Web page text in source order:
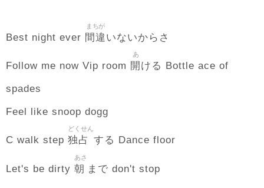
Best night ever 間違
まちが
いないからさ
Follow me now Vip room 開
あ
ける Bottle ace of
spades
Feel like snoop dogg
C walk step 独占
どくせん
する Dance floor
Let's be dirty 朝
あさ
まで don't stop